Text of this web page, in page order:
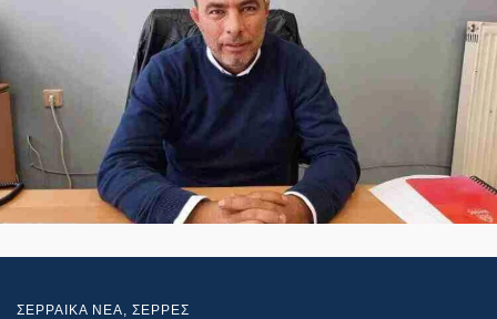
ΣΕΡΡΑΙΚΑ ΝΕΑ, ΣΕΡΡΕΣ